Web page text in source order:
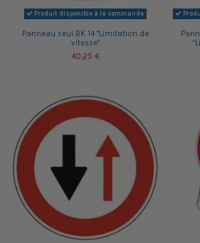
Produit disponible à la commande
Panneau seul BK 14 "Limitation de
vitesse"
40,25 €